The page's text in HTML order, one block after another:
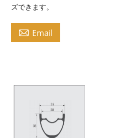
ズできます。
 Email